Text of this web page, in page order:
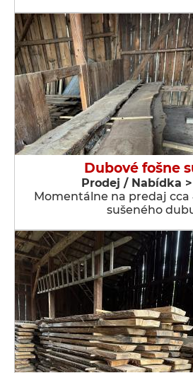
Dubové fošne
Prodej / Nabídka
Momentálne na predaj cca
sušeného